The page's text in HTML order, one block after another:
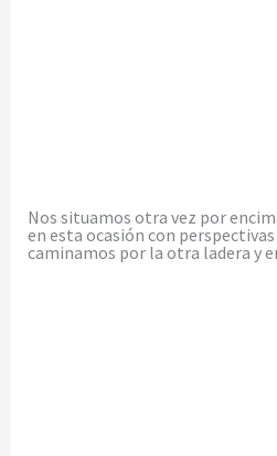
Nos situamos otra vez por
en esta ocasión con
caminamos por la otra ladera y